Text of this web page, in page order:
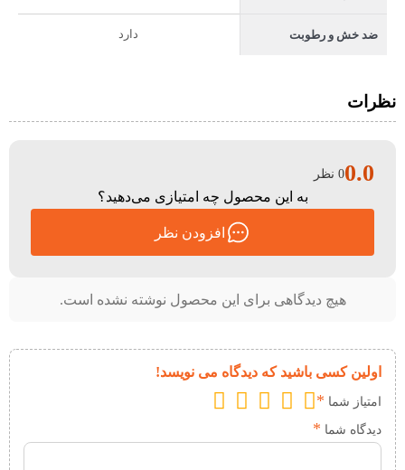
ضد خش و رطوبت دارد
نظرات
هیچ دیدگاهی برای این محصول نوشته نشده است.
اولین کسی باشید که دیدگاه می نویسد!
امتیاز شما *
دیدگاه شما *
0.00 نظر
به این محصول چه امتیازی می‌دهید؟
افزودن نظر